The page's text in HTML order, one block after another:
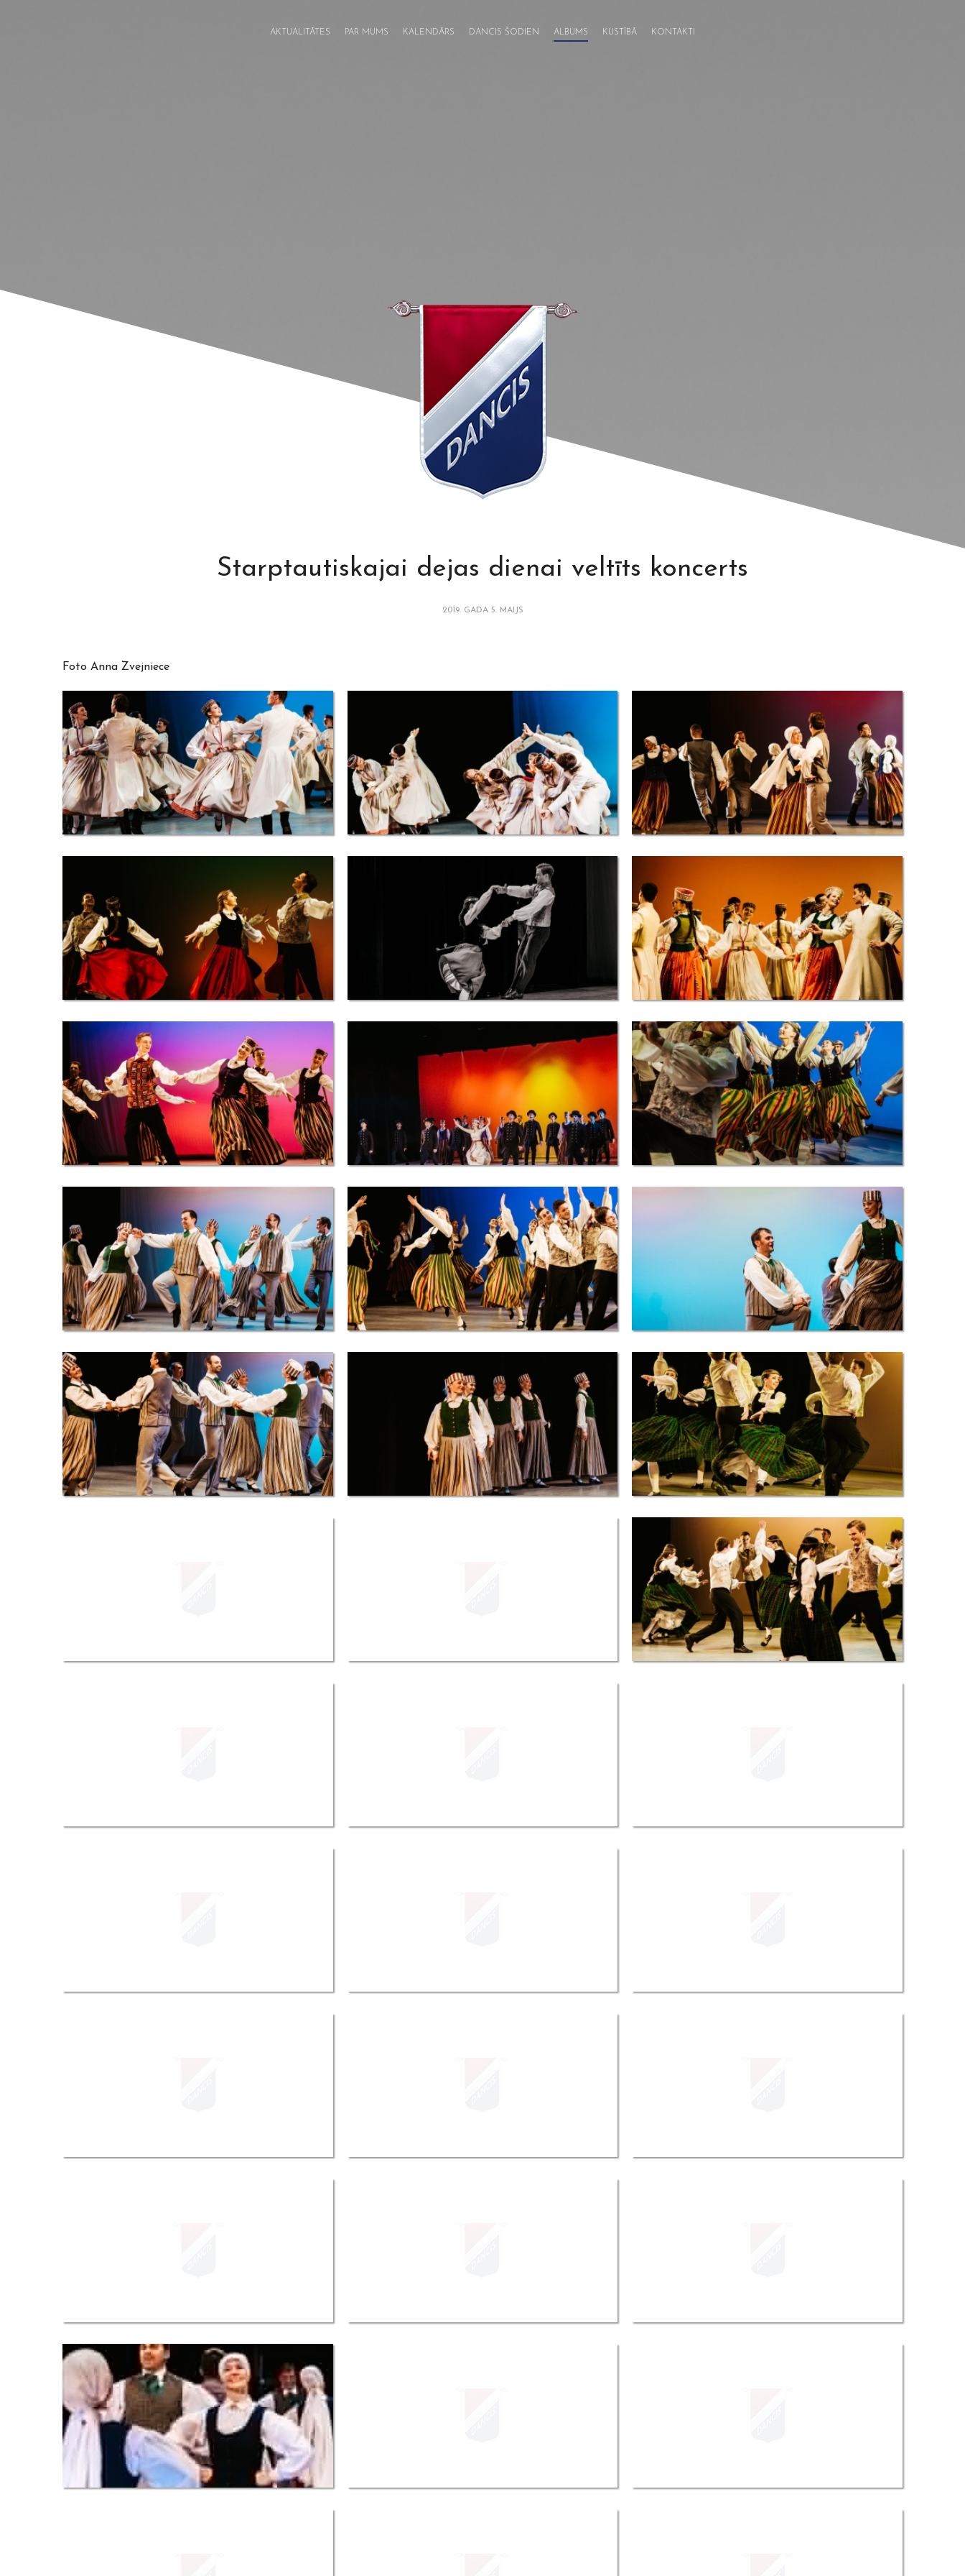
AKTUALITĀTES PAR MUMS KALENDĀRS DANCIS ŠODIEN ALBUMS KUSTĪBĀ KONTAKTI
Starptautiskajai dejas dienai veltīts koncerts
2019. GADA 5. MAIJS
Foto Anna Zvejniece